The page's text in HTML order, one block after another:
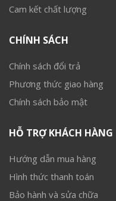
Cam kết chất lượng
CHÍNH SÁCH
Chính sách đổi trả
Phương thức giao hàng
Chính sách bảo mật
HỖ TRỢ KHÁCH HÀNG
Hướng dẫn mua hàng
Hình thức thanh toán
Bảo hành và sửa chữa